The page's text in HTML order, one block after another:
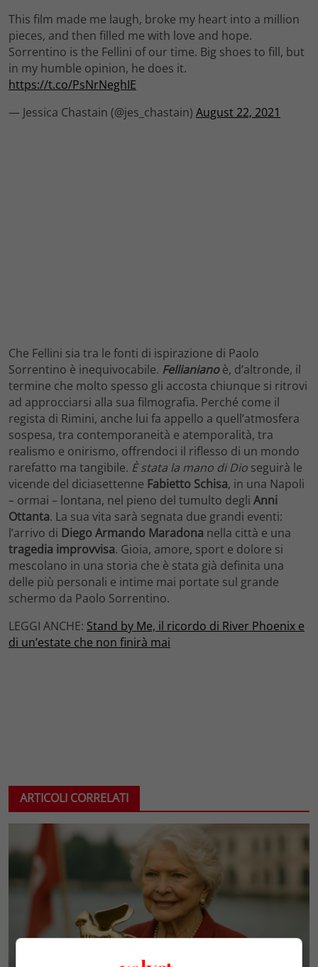
This film made me laugh, broke my heart into a million
pieces, and then filled me with love and hope.
Sorrentino is the Fellini of our time. Big shoes to fill, but
in my humble opinion, he does it.
https://t.co/PsNrNeghIE
— Jessica Chastain (@jes_chastain) August 22, 2021
Che Fellini sia tra le fonti di ispirazione di Paolo
Sorrentino è inequivocabile. Fellianianoè, d’altronde, il
termine che molto spesso gli accosta chiunque si ritrovi
ad approcciarsi alla sua filmografia. Perché come il
regista di Rimini, anche lui fa appello a quell’atmosfera
sospesa, tra contemporaneità e atemporalità, tra
realismo e onirismo, offrendoci il riflesso di un mondo
rarefatto ma tangibile. È stata la mano di Dio seguirà le
vicende del diciasettenne Fabietto Schisa, in una Napoli
– ormai – lontana, nel pieno del tumulto degli Anni
Ottanta. La sua vita sarà segnata due grandi eventi:
l’arrivo di Diego Armando Maradona nella città e una
tragedia improvvisa. Gioia, amore, sport e dolore si
mescolano in una storia che è stata già definita una
delle più personali e intime mai portate sul grande
schermo da Paolo Sorrentino.
LEGGI ANCHE: Stand by Me, il ricordo di River Phoenix e
di un’estate che non finirà mai
ARTICOLI CORRELATI